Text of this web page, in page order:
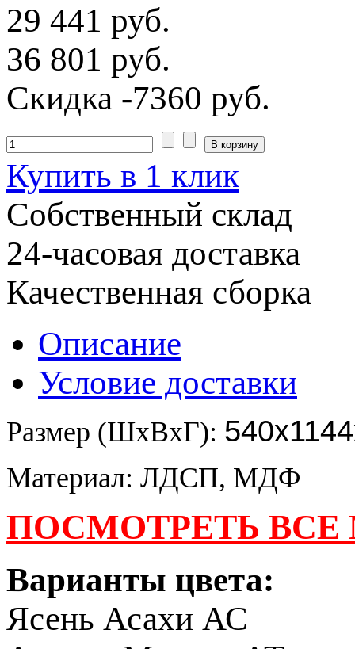
29 441 руб.
36 801 руб.
Скидка -7360 руб.
Купить в 1 клик
Собственный склад
24-часовая доставка
Качественная сборка
Описание
Условие доставки
Размер (ШхВхГ):
Материал: ЛДСП, МДФ
ПОСМОТРЕТЬ
Варианты цвета:
Ясень Асахи АС